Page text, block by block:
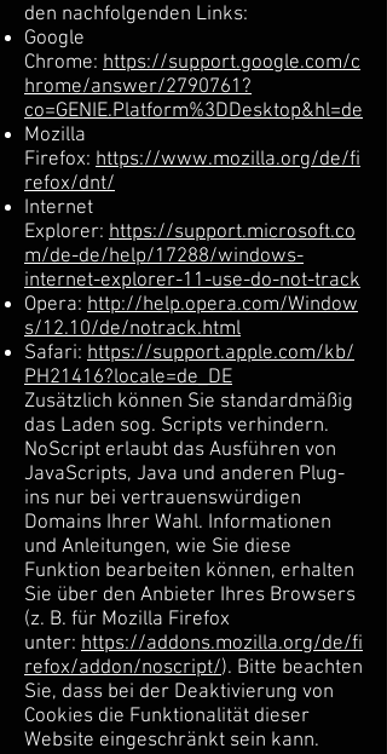
den nachfolgenden Links:
Google
Chrome: https://support.google.com/c
hrome/answer/2790761?
co=GENIE.Platform%3DDesktop&hl=de
Mozilla
Firefox: https://www.mozilla.org/de/fi
refox/dnt/
Internet
Explorer: https://support.microsoft.co
m/de-de/help/17288/windows-
internet-explorer-11-use-do-not-track
Opera: http://help.opera.com/Window
s/12.10/de/notrack.html
Safari: https://support.apple.com/kb/
PH21416?locale=de_DE
Zusätzlich können Sie standardmäßig
das Laden sog. Scripts verhindern.
NoScript erlaubt das Ausführen von
JavaScripts, Java und anderen Plug-
ins nur bei vertrauenswürdigen
Domains Ihrer Wahl. Informationen
und Anleitungen, wie Sie diese
Funktion bearbeiten können, erhalten
Sie über den Anbieter Ihres Browsers
(z. B. für Mozilla Firefox
unter: https://addons.mozilla.org/de/fi
refox/addon/noscript/). Bitte beachten
Sie, dass bei der Deaktivierung von
Cookies die Funktionalität dieser
Website eingeschränkt sein kann.